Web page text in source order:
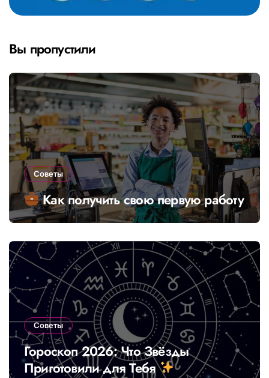
Вы пропустили
Советы
Как получить свою первую работу
Советы
Гороскоп 2026: Что Звёзды
Приготовили для Тебя